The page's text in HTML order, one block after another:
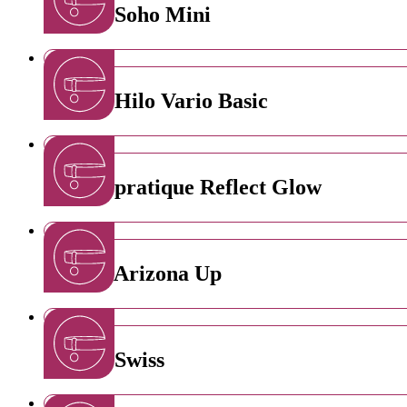
Collier Soho Mini
Collier Hilo Vario Basic
Collier pratique Reflect Glow
Collier Arizona Up
Collier Swiss